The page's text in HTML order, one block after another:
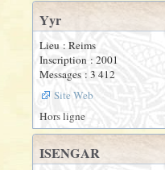
Yyr
Lieu : Reims
Inscription : 2001
Messages : 3 412
Site Web
Hors ligne
ISENGAR